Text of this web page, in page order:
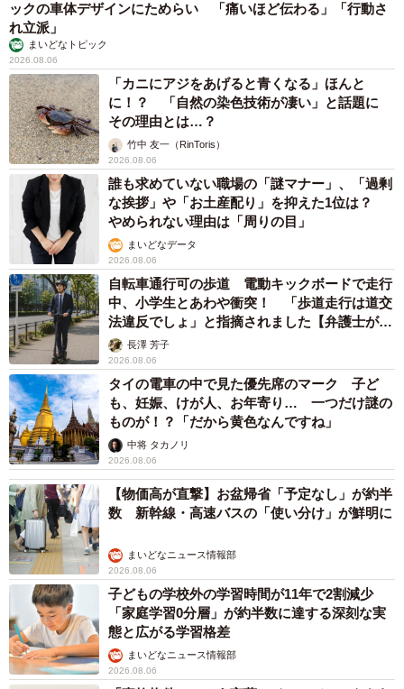
ックの車体デザインにためらい 「痛いほど伝わる」「行動さ
れ立派」
まいどなトピック
2026.08.06
「カニにアジをあげると青くなる」ほんと
に！？ 「自然の染色技術が凄い」と話題に
その理由とは…？
竹中 友一（RinToris）
2026.08.06
誰も求めていない職場の「謎マナー」、「過剰
な挨拶」や「お土産配り」を抑えた1位は？
やめられない理由は「周りの目」
まいどなデータ
2026.08.06
自転車通行可の歩道 電動キックボードで走行
中、小学生とあわや衝突！ 「歩道走行は道交
法違反でしょ」と指摘されました【弁護士が解
説】長澤 芳子
2026.08.06
タイの電車の中で見た優先席のマーク 子ど
も、妊娠、けが人、お年寄り… 一つだけ謎の
ものが！？「だから黄色なんですね」
中将 タカノリ
2026.08.06
【物価高が直撃】お盆帰省「予定なし」が約半
数 新幹線・高速バスの「使い分け」が鮮明に
まいどなニュース情報部
2026.08.06
子どもの学校外の学習時間が11年で2割減少
「家庭学習0分層」が約半数に達する深刻な実
態と広がる学習格差
まいどなニュース情報部
2026.08.06